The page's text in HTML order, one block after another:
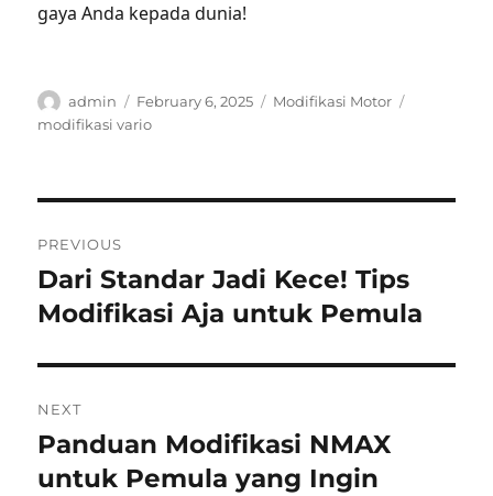
gaya Anda kepada dunia!
Author
admin
Posted
on
February 6, 2025 Categories
Modifikasi Motor
modifikasi vario
navigation
PREVIOUS
Previous
post:
Dari Standar Jadi Kece! Tips
Modifikasi Aja untuk Pemula
NEXT
Next
post:
Panduan Modifikasi NMAX
untuk Pemula yang Ingin